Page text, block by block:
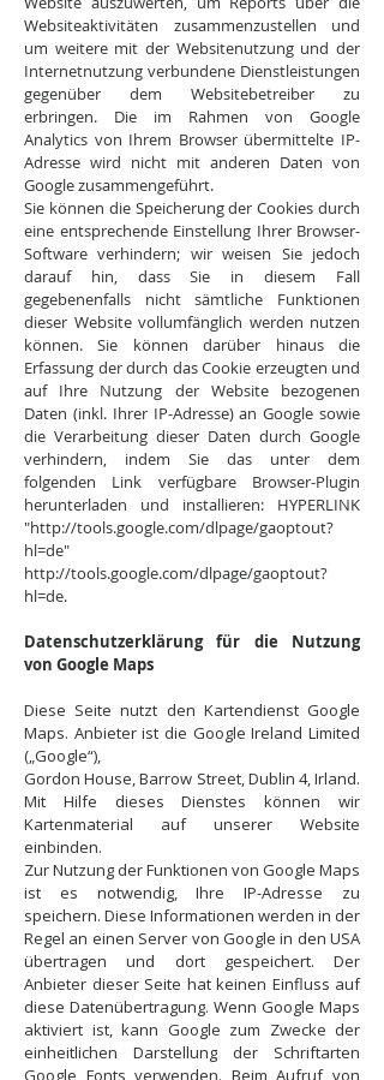
Websiteaktivitäten zusammenzustellen und
um weitere mit der Websitenutzung und der
Internetnutzung verbundene Dienstleistungen
gegenüber dem Websitebetreiber zu
erbringen. Die im Rahmen von Google
Analytics von Ihrem Browser übermittelte IP-
Adresse wird nicht mit anderen Daten von
Google zusammengeführt.
Sie können die Speicherung der Cookies durch
eine entsprechende Einstellung Ihrer Browser-
Software verhindern; wir weisen Sie jedoch
darauf hin, dass Sie in diesem Fall
gegebenenfalls nicht sämtliche Funktionen
dieser Website vollumfänglich werden nutzen
können. Sie können darüber hinaus die
Erfassung der durch das Cookie erzeugten und
auf Ihre Nutzung der Website bezogenen
Daten (inkl. Ihrer IP-Adresse) an Google sowie
die Verarbeitung dieser Daten durch Google
verhindern, indem Sie das unter dem
folgenden Link verfügbare Browser-Plugin
herunterladen und installieren: HYPERLINK
"http://tools.google.com/dlpage/gaoptout?
hl=de"
http://tools.google.com/dlpage/gaoptout?
hl=de.
Datenschutzerklärung für die Nutzung
von Google Maps
Diese Seite nutzt den Kartendienst Google
Maps. Anbieter ist die Google Ireland Limited
(„Google“),
Gordon House, Barrow Street, Dublin 4, Irland.
Mit Hilfe dieses Dienstes können wir
Kartenmaterial auf unserer Website
einbinden.
Zur Nutzung der Funktionen von Google Maps
ist es notwendig, Ihre IP-Adresse zu
speichern. Diese Informationen werden in der
Regel an einen Server von Google in den USA
übertragen und dort gespeichert. Der
Anbieter dieser Seite hat keinen Einfluss auf
diese Datenübertragung. Wenn Google Maps
aktiviert ist, kann Google zum Zwecke der
einheitlichen Darstellung der Schriftarten
Google Fonts verwenden. Beim Aufruf von